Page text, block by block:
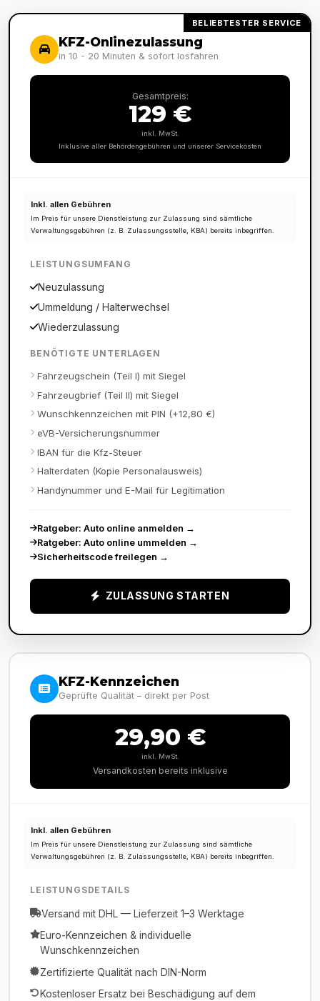
BELIEBTESTER SERVICE
KFZ-Onlinezulassung
in 10 - 20 Minuten & sofort losfahren
Gesamtpreis:
129 €
inkl. MwSt.
Inklusive aller Behördengebühren und unserer Servicekosten
Inkl. allen Gebühren
Im Preis für unsere Dienstleistung zur Zulassung sind sämtliche
Verwaltungsgebühren (z. B. Zulassungsstelle, KBA) bereits inbegriffen.
LEISTUNGSUMFANG
Neuzulassung
Ummeldung / Halterwechsel
Wiederzulassung
BENÖTIGTE UNTERLAGEN
Fahrzeugschein (Teil I) mit Siegel
Fahrzeugbrief (Teil II) mit Siegel
Wunschkennzeichen mit PIN (+12,80 €)
eVB-Versicherungsnummer
IBAN für die Kfz-Steuer
Halterdaten (Kopie Personalausweis)
Handynummer und E-Mail für Legitimation
Ratgeber: Auto online anmelden →
Ratgeber: Auto online ummelden →
Sicherheitscode freilegen →
ZULASSUNG STARTEN
KFZ-Kennzeichen
Geprüfte Qualität – direkt per Post
29,90 €
inkl. MwSt.
Versandkosten bereits inklusive
Inkl. allen Gebühren
Im Preis für unsere Dienstleistung zur Zulassung sind sämtliche
Verwaltungsgebühren (z. B. Zulassungsstelle, KBA) bereits inbegriffen.
LEISTUNGSDETAILS
Versand mit DHL — Lieferzeit 1–3 Werktage
Euro-Kennzeichen & individuelle
Wunschkennzeichen
Zertifizierte Qualität nach DIN-Norm
Kostenloser Ersatz bei Beschädigung auf dem